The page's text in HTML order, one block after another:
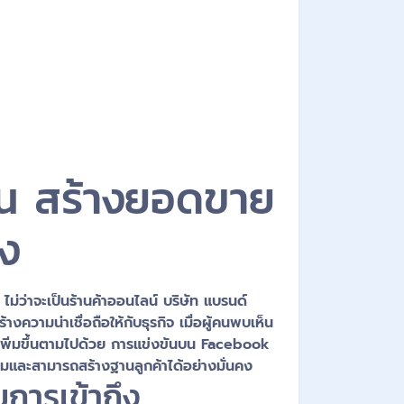
สร้างยอดขาย
ม่ว่าจะเป็นร้านค้าออนไลน์ บริษัท แบรนด์
งความน่าเชื่อถือให้กับธุรกิจ เมื่อผู้คนพบเห็น
มขึ้นตามไปด้วย การแข่งขันบน Facebook
ละสามารถสร้างฐานลูกค้าได้อย่างมั่นคง